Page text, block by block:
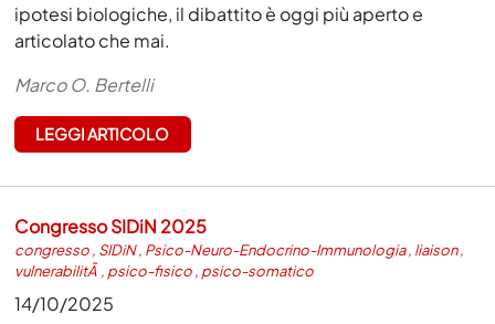
ipotesi biologiche, il dibattito è oggi più aperto e
articolato che mai.
Marco O. Bertelli
LEGGI ARTICOLO
Congresso SIDiN 2025
congresso, SIDiN, Psico-Neuro-Endocrino-Immunologia, liaison,
vulnerabilitÃ , psico-fisico, psico-somatico
14/10/2025